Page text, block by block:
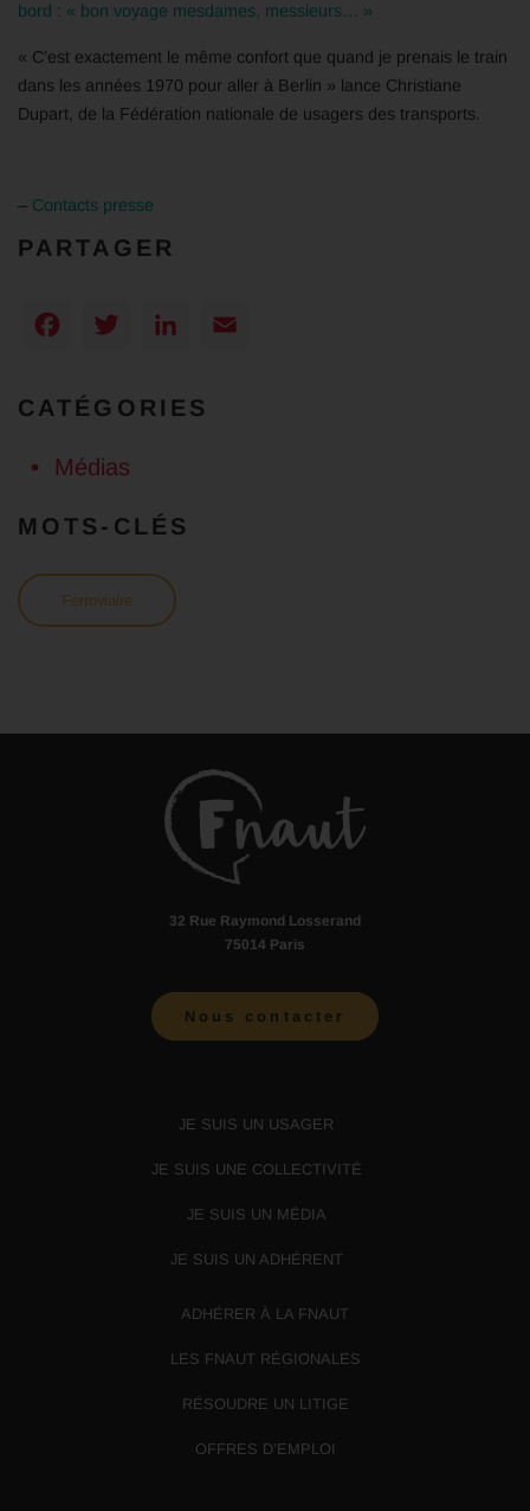
bord : « bon voyage mesdames, messieurs… »
« C’est exactement le même confort que quand je prenais le train
dans les années 1970 pour aller à Berlin » lance Christiane
Dupart, de la Fédération nationale de usagers des transports.
– Contacts presse
PARTAGER
Facebook
TwitterLinkedIn
CATÉGORIES
Médias
MOTS-CLÉS
Ferroviaire
32 Rue Raymond Losserand
75014 Paris
Nous contacter
JE SUIS UN USAGER
JE SUIS UNE COLLECTIVITÉ
JE SUIS UN MÉDIA
JE SUIS UN ADHÉRENT
ADHÉRER À LA FNAUT
LES FNAUT RÉGIONALES
RÉSOUDRE UN LITIGE
OFFRES D’EMPLOI